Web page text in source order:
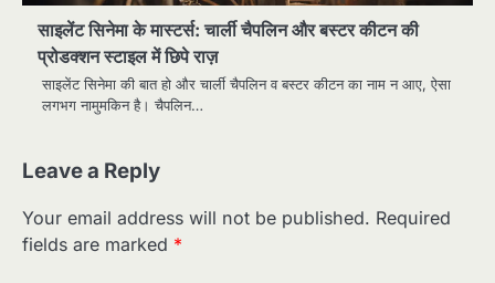
साइलेंट सिनेमा के मास्टर्स: चार्ली चैपलिन और बस्टर कीटन की
प्रोडक्शन स्टाइल में छिपे राज़
साइलेंट सिनेमा की बात हो और चार्ली चैपलिन व बस्टर कीटन का नाम न आए, ऐसा
लगभग नामुमकिन है। चैपलिन…
Leave a Reply
Your email address will not be published. Required
fields are marked *